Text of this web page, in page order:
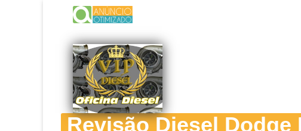
Revisão Diesel Dodge